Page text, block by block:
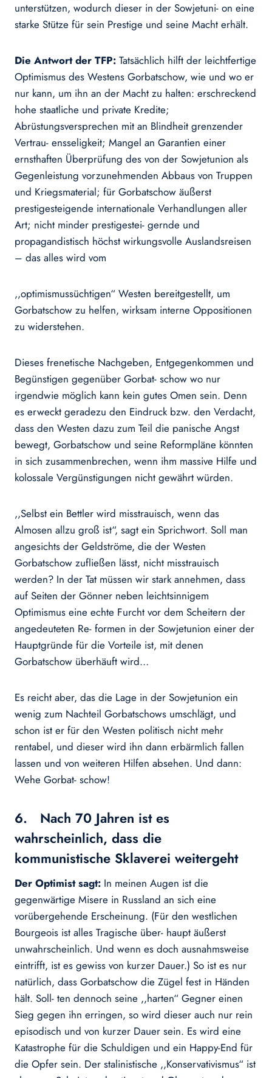
unterstützen, wodurch dieser in der Sowjetuni- on eine
starke Stütze für sein Prestige und seine Macht erhält.
Die Antwort der TFP: Tatsächlich hilft der leichtfertige
Optimismus des Westens Gorbatschow, wie und wo er
nur kann, um ihn an der Macht zu halten: erschreckend
hohe staatliche und private Kredite;
Abrüstungsversprechen mit an Blindheit grenzender
Vertrau- ensseligkeit; Mangel an Garantien einer
ernsthaften Überprüfung des von der Sowjetunion als
Gegenleistung vorzunehmenden Abbaus von Truppen
und Kriegsmaterial; für Gorbatschow äußerst
prestigesteigende internationale Verhandlungen aller
Art; nicht minder prestigestei- gernde und
propagandistisch höchst wirkungsvolle Auslandsreisen
– das alles wird vom
,,optimismussüchtigen“ Westen bereitgestellt, um
Gorbatschow zu helfen, wirksam interne Oppositionen
zu widerstehen.
Dieses frenetische Nachgeben, Entgegenkommen und
Begünstigen gegenüber Gorbat- schow wo nur
irgendwie möglich kann kein gutes Omen sein. Denn
es erweckt geradezu den Eindruck bzw. den Verdacht,
dass den Westen dazu zum Teil die panische Angst
bewegt, Gorbatschow und seine Reformpläne könnten
in sich zusammenbrechen, wenn ihm massive Hilfe und
kolossale Vergünstigungen nicht gewährt würden.
,,Selbst ein Bettler wird misstrauisch, wenn das
Almosen allzu groß ist“, sagt ein Sprichwort. Soll man
angesichts der Geldströme, die der Westen
Gorbatschow zufließen lässt, nicht misstrauisch
werden? In der Tat müssen wir stark annehmen, dass
auf Seiten der Gönner neben leichtsinnigem
Optimismus eine echte Furcht vor dem Scheitern der
angedeuteten Re- formen in der Sowjetunion einer der
Hauptgründe für die Vorteile ist, mit denen
Gorbatschow überhäuft wird…
Es reicht aber, das die Lage in der Sowjetunion ein
wenig zum Nachteil Gorbatschows umschlägt, und
schon ist er für den Westen politisch nicht mehr
rentabel, und dieser wird ihn dann erbärmlich fallen
lassen und von weiteren Hilfen absehen. Und dann:
Wehe Gorbat- schow!
6. Nach 70 Jahren ist es
wahrscheinlich, dass die
kommunistische Sklaverei weitergeht
Der Optimist sagt: In meinen Augen ist die
gegenwärtige Misere in Russland an sich eine
vorübergehende Erscheinung. (Für den westlichen
Bourgeois ist alles Tragische über- haupt äußerst
unwahrscheinlich. Und wenn es doch ausnahmsweise
eintrifft, ist es gewiss von kurzer Dauer.) So ist es nur
natürlich, dass Gorbatschow die Zügel fest in Händen
hält. Soll- ten dennoch seine ,,harten“ Gegner einen
Sieg gegen ihn erringen, so wird dieser auch nur rein
episodisch und von kurzer Dauer sein. Es wird eine
Katastrophe für die Schuldigen und ein Happy-End für
die Opfer sein. Der stalinistische ,,Konservativismus“ ist